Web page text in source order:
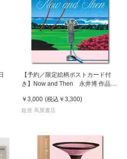
【予約／限定絵柄ポストカード付
き】Now and Then 永井博 作品
￥3,000 (税込 ￥3,300)
銀座 蔦屋書店